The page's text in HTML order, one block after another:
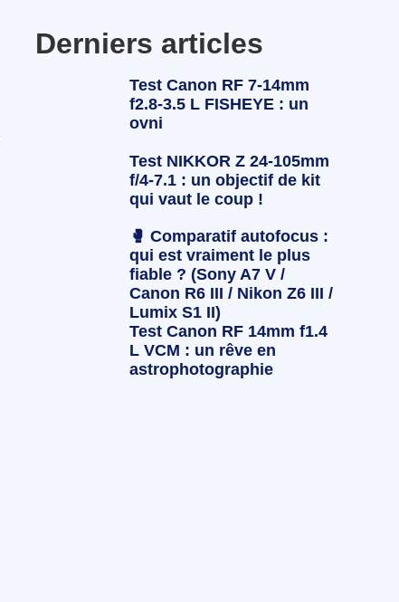
Derniers articles
Test Canon RF 7-14mm
f2.8-3.5 L FISHEYE : un
ovni
Test NIKKOR Z 24-105mm
f/4-7.1 : un objectif de kit
qui vaut le coup !
🥊 Comparatif autofocus :
qui est vraiment le plus
fiable ? (Sony A7 V /
Canon R6 III / Nikon Z6 III /
Lumix S1 II)
Test Canon RF 14mm f1.4
L VCM : un rêve en
astrophotographie